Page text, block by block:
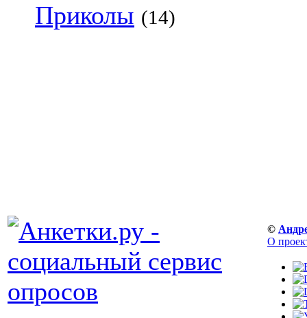
Приколы (14)
©
О